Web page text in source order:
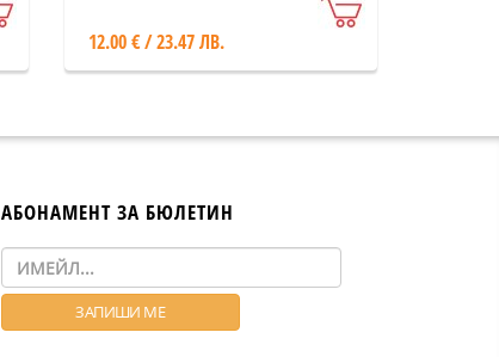
12.00 € / 23.47 ЛВ.
АБОНАМЕНТ ЗА БЮЛЕТИН